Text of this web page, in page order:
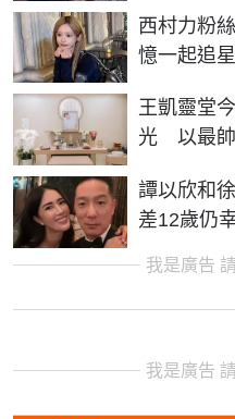
西村力粉
憶一起追
王凱靈堂
光 以最帥
譚以欣和
差12歲仍
我是廣告
我是廣告